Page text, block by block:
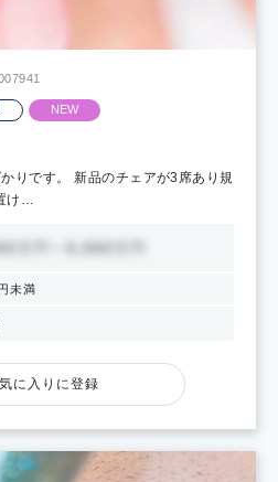
NEW
りです。 新品のチェアが3席あり規
け…
未満
に入りに登録